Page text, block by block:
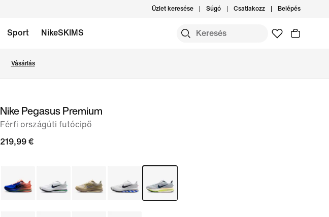
Üzlet keresése Súgó Csatlakozz Belépés
Sport NikeSKIMS
Vásárlás
Nike Pegasus Premium
Férfi országúti futócipő
219,99 €